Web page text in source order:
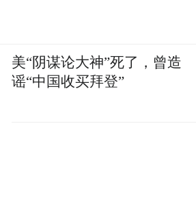
美“阴谋论大神”死了，曾造
谣“中国收买拜登”